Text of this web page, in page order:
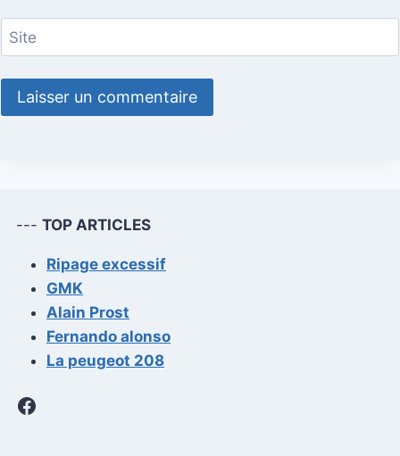
Site
--- TOP ARTICLES
Ripage excessif
GMK
Alain Prost
Fernando alonso
La peugeot 208
Facebook